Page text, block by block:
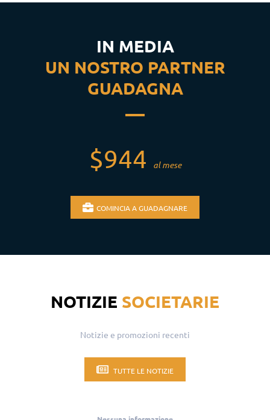
IN MEDIA
UN NOSTRO PARTNER
GUADAGNA
$944 al mese
COMINCIA A GUADAGNARE
NOTIZIE SOCIETARIE
Notizie e promozioni recenti
TUTTE LE NOTIZIE